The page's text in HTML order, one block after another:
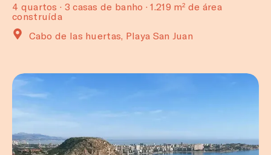
4 quartos · 3 casas de banho · 1.219 m² de área
construída
Cabo de las huertas, Playa San Juan